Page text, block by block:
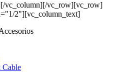
vc_column][/vc_row][vc_row]
2"][vc_column_text]
Cable